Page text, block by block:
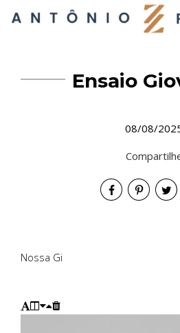
Ensaio
08/08/
Nossa Gi